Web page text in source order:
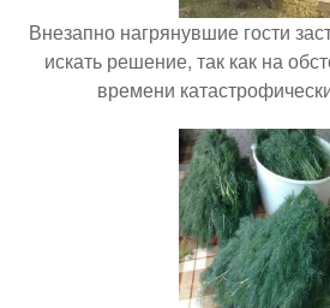
Внезапно нагрянувшие гости
искать решение, так как на
времени